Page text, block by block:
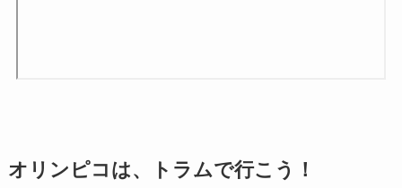
オリンピコは、トラムで行こう！